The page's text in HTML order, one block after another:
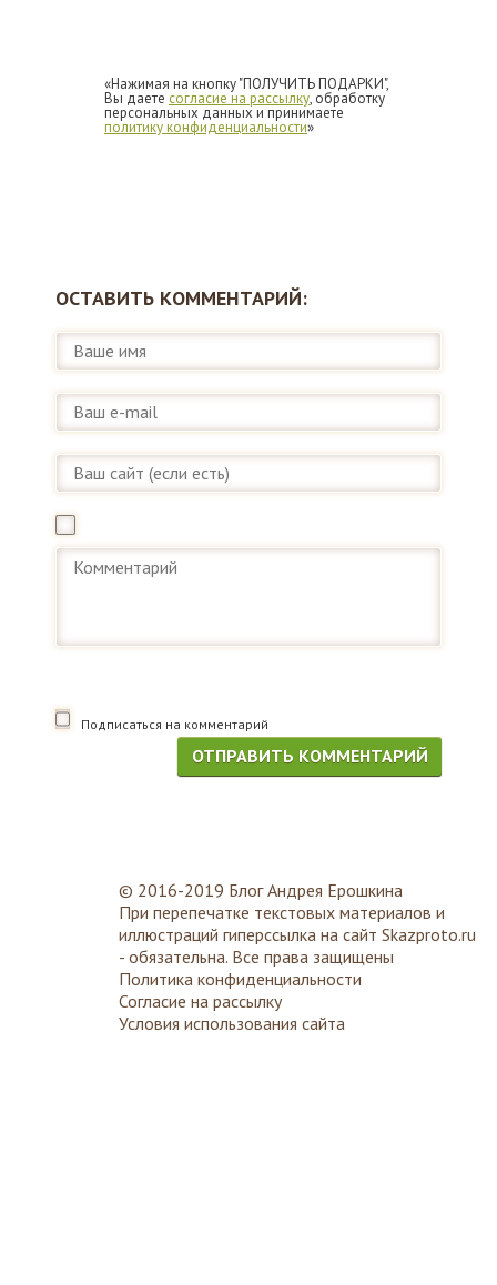
«Нажимая на кнопку "ПОЛУЧИТЬ ПОДАРКИ",
Вы даете согласие на рассылку, обработку
персональных данных и принимаете
политику конфиденциальности»
ОСТАВИТЬ КОММЕНТАРИЙ:
Подписаться на комментарий
© 2016-2019 Блог Андрея Ерошкина
При перепечатке текстовых материалов и
иллюстраций гиперссылка на сайт Skazproto.ru
- обязательна. Все права защищены
Политика конфиденциальности
Согласие на рассылку
Условия использования сайта